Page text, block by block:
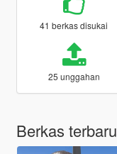
41 berkas disukai
25 unggahan
Berkas terbaru